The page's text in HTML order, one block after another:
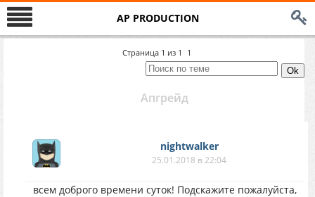
AP PRODUCTION
Страница 1 из 1 1
Апгрейд
nightwalker
25.01.2018 в 22:04
всем доброго времени суток! Подскажите пожалуйста,